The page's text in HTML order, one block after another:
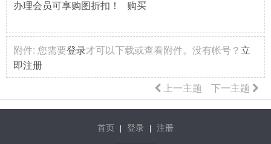
办理会员可享购图折扣！ 购买
附件: 您需要登录才可以下载或查看附件。没有帐号？ 立
即注册
下一主题
上一主题
首页 登录 注册